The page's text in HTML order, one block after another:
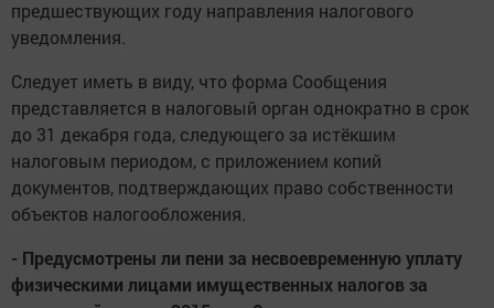
предшествующих году направления налогового
уведомления.
Следует иметь в виду, что форма Сообщения
представляется в налоговый орган однократно в срок
до 31 декабря года, следующего за истёкшим
налоговым периодом, с приложением копий
документов, подтверждающих право собственности
объектов налогообложения.
- Предусмотрены ли пени за несвоевременную уплату
физическими лицами имущественных налогов за